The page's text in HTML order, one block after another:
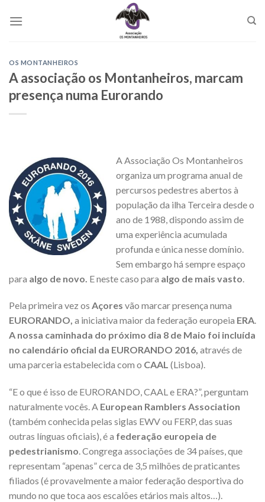
OS MONTANHEIROS
A associação os Montanheiros, marcam
presença numa Eurorando
A Associação Os Montanheiros
organiza um programa anual de
percursos pedestres abertos à
população da ilha Terceira desde o
ano de 1988, dispondo assim de
uma experiência acumulada
profunda e única nesse domínio.
Sem embargo há sempre espaço
para algo de novo. E neste caso para algo de mais vasto
Pela primeira vez os Açores vão marcar presença numa
EURORANDO, a iniciativa maior da federação europeia ERA.
A nossa caminhada do próximo dia 8 de Maio foi incluída
no calendário oficial da EURORANDO 2016, através de
uma parceria estabelecida com o CAAL (Lisboa).
“E o que é isso de EURORANDO, CAAL e ERA?”, perguntam
naturalmente vocês. A European Ramblers Association
(também conhecida pelas siglas EWV ou FERP, das suas
outras línguas oficiais), é a federação europeia de
pedestrianismo. Congrega associações de 34 países, que
representam “apenas” cerca de 3,5 milhões de praticantes
filiados (é provavelmente a maior federação desportiva do
mundo no que toca aos escalões etários mais altos…).